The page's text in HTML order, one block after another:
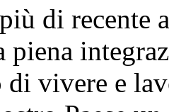
di recente
piena
di vivere e